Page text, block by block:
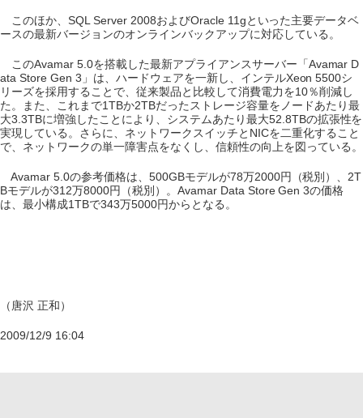
このほか、SQL Server 2008およびOracle 11gといった主要データベ
ースの最新バージョンのオンラインバックアップに対応している。
このAvamar 5.0を搭載した最新アプライアンスサーバー「Avamar D
ata Store Gen 3」は、ハードウェアを一新し、インテルXeon 5500シ
リーズを採用することで、従来製品と比較して消費電力を10％削減し
た。また、これまで1TBか2TBだったストレージ容量をノードあたり最
大3.3TBに増強したことにより、システムあたり最大52.8TBの拡張性を
実現している。さらに、ネットワークスイッチとNICを二重化すること
で、ネットワークの単一障害点をなくし、信頼性の向上を図っている。
Avamar 5.0の参考価格は、500GBモデルが78万2000円（税別）、2T
Bモデルが312万8000円（税別）。Avamar Data Store Gen 3の価格
は、最小構成1TBで343万5000円からとなる。
（唐沢 正和）
2009/12/9 16:04